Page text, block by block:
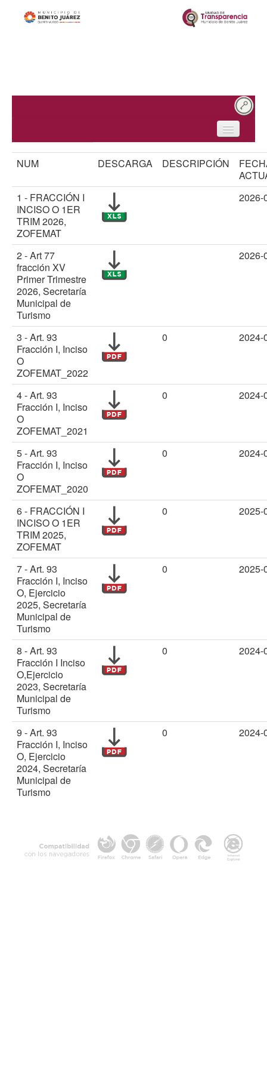
Obligaciones de transparencia
Solicitudes de acceso
Protección de datos personales
Transparencia financiera
Gestión para Resultados
Gobierno abierto
Comité de transparencia
Gestión documental
Denuncias
NUM DESCARGA DESCRIPCIÓN
1 - FRACCIÓN I
INCISO O 1ER
TRIM 2026,
ZOFEMAT
2026-
2 - Art 77
fracción XV
Primer Trimestre
2026, Secretaría
Municipal de
Turismo
2026-
3 - Art. 93
Fracción I, Inciso
O
ZOFEMAT_2022
0 2024-
4 - Art. 93
Fracción I, Inciso
O
ZOFEMAT_2021
0 2024-
5 - Art. 93
Fracción I, Inciso
O
ZOFEMAT_2020
0 2024-
6 - FRACCIÓN I
INCISO O 1ER
TRIM 2025,
ZOFEMAT
0 2025-
7 - Art. 93
Fracción I, Inciso
O, Ejercicio
2025, Secretaría
Municipal de
Turismo
0 2025-
8 - Art. 93
Fracción I Inciso
O,Ejercicio
2023, Secretaría
Municipal de
Turismo
0 2024-
9 - Art. 93
Fracción I, Inciso
O, Ejercicio
2024, Secretaría
Municipal de
Turismo
0 2024-